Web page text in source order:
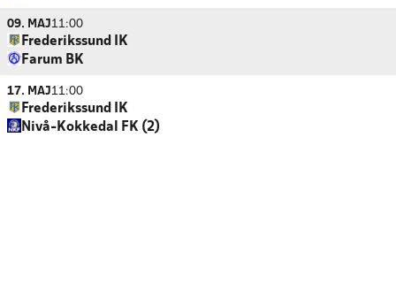
09. MAJ11:00
Frederikssund IK
Farum BK
17. MAJ11:00
Frederikssund IK
Nivå-Kokkedal FK (2)